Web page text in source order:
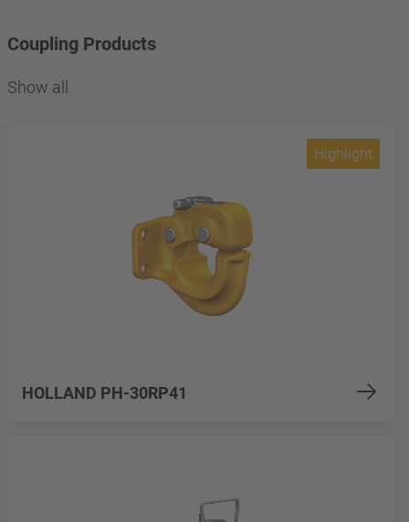
Coupling Products
Show all
HOLLAND PH-30RP41
Highlight